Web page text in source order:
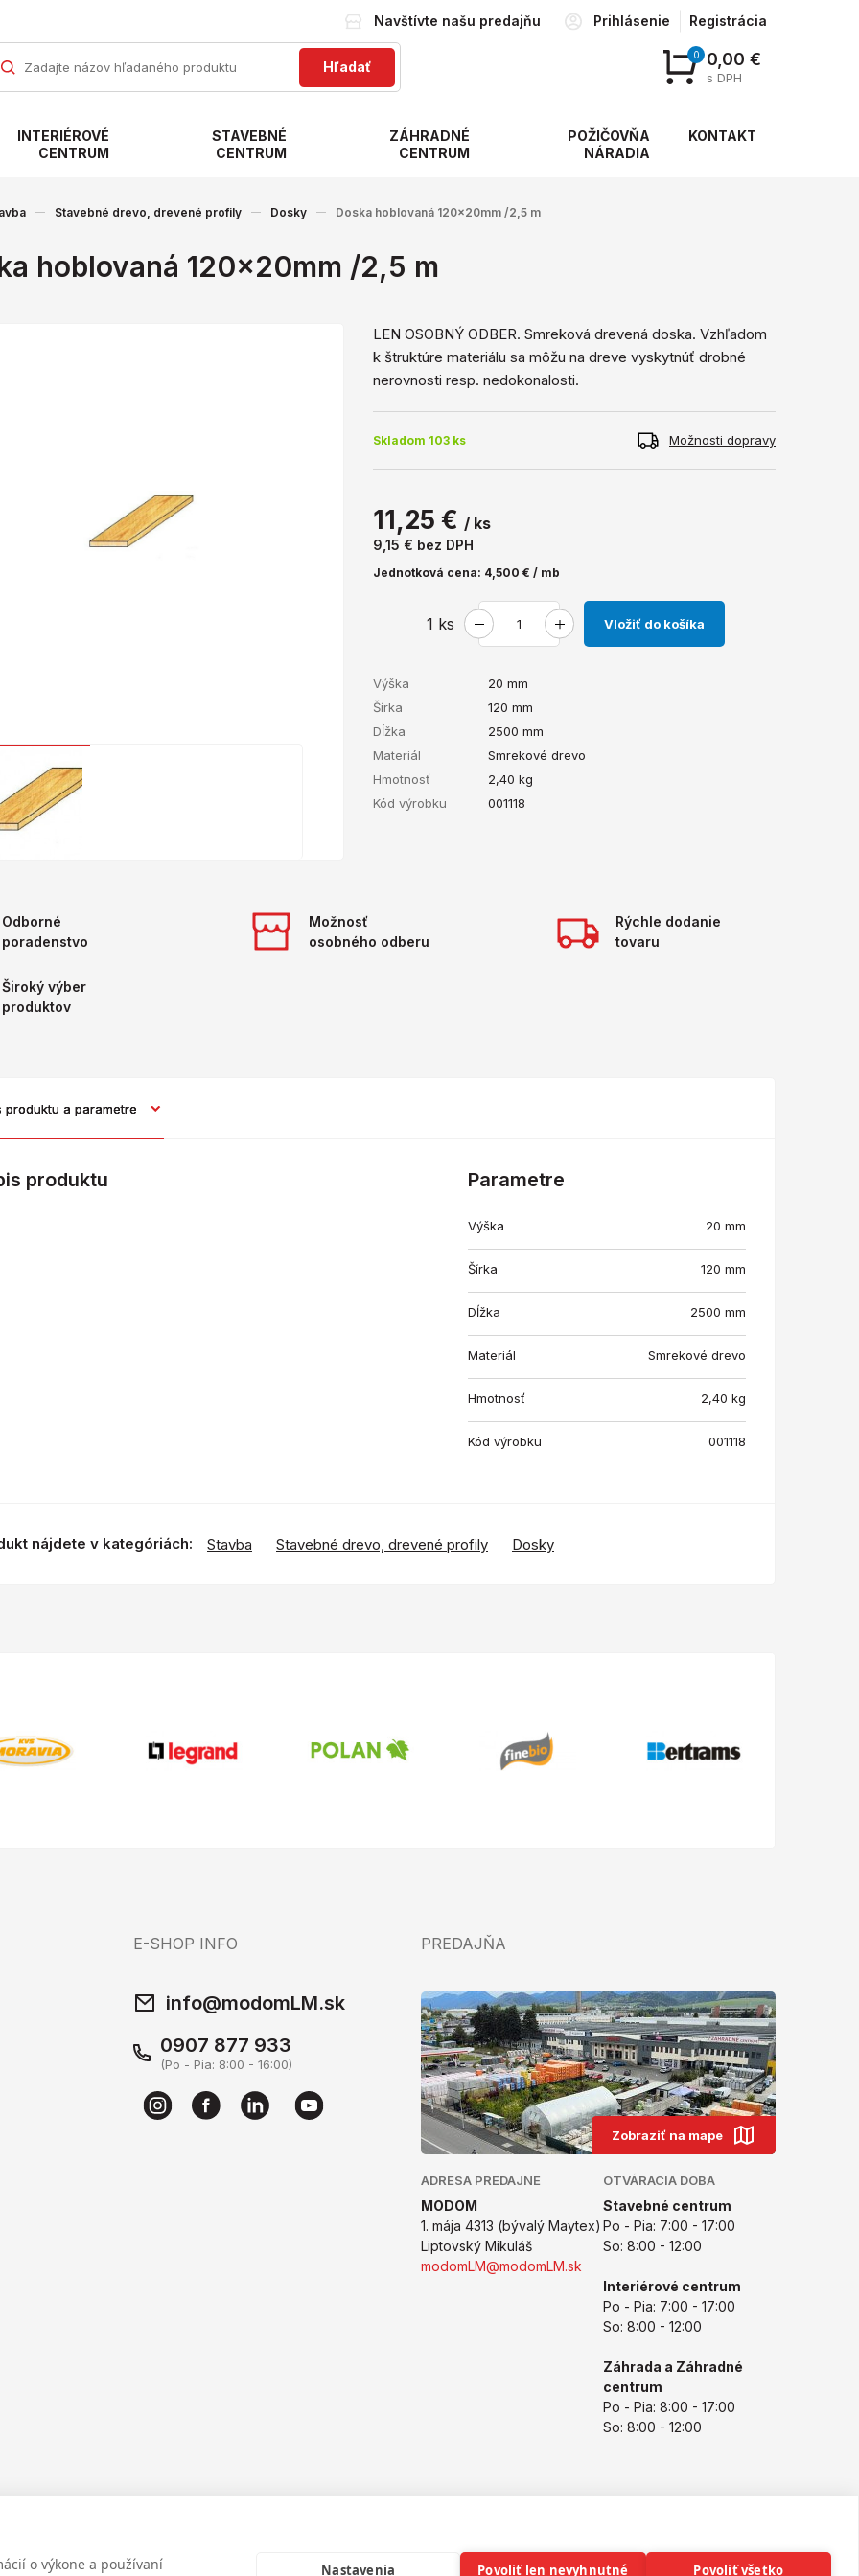
o výkone a používaní Nastavenia Povoliť len nevyhnutné Povoliť všetko
Navštívte našu predajňu Prihlásenie Registrácia
Hľadať
0 0,00 €
s DPH
INTERIÉROVÉ
CENTRUM
STAVEBNÉ
CENTRUM
ZÁHRADNÉ
CENTRUM
POŽIČOVŇA
NÁRADIA
KONTAKT
Stavebné drevo, drevené profily Dosky Doska hoblovaná 120x20mm /2,5 m
hoblovaná 120x20mm /2,5 m
LEN OSOBNÝ ODBER. Smreková drevená doska. Vzhľadom
k štruktúre materiálu sa môžu na dreve vyskytnúť drobné
nerovnosti resp. nedokonalosti.
Skladom 103 ks Možnosti dopravy
11,25 € / ks
9,15 € bez DPH
Jednotková cena: 4,500 € / mb
1 ks Vložiť do košíka
Výška
20 mm
Šírka
120 mm
Dĺžka
2500 mm
Materiál
Smrekové drevo
Hmotnosť
2,40 kg
Kód výrobku
001118
Odborné
poradenstvo
Možnosť
osobného odberu
Rýchle dodanie
tovaru
Široký výber
produktov
produktu a parametre
produktu Parametre
Výška 20 mm
Šírka 120 mm
Dĺžka 2500 mm
Materiál Smrekové drevo
Hmotnosť 2,40 kg
Kód výrobku 001118
nájdete v kategóriách: Stavba Stavebné drevo, drevené profily Dosky
E-SHOP INFO
info@modomLM.sk
0907 877 933
(Po - Pia: 8:00 - 16:00)
PREDAJŇA
Zobraziť na mape
ADRESA PREDAJNE
MODOM
1. mája 4313 (bývalý Maytex)
Liptovský Mikuláš
modomLM@modomLM.sk
OTVÁRACIA DOBA
Stavebné centrum
Po - Pia: 7:00 - 17:00
So: 8:00 - 12:00
Interiérové centrum
Po - Pia: 7:00 - 17:00
So: 8:00 - 12:00
Záhrada a Záhradné
centrum
Po - Pia: 8:00 - 17:00
So: 8:00 - 12:00
Copyright © 2026 modomLM.sk
Všetky práva vyhradené